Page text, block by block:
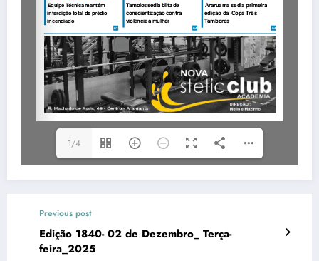
1/4
Previous post
Edição 1840- 02 de Dezembro_ Terça-
feira_2025